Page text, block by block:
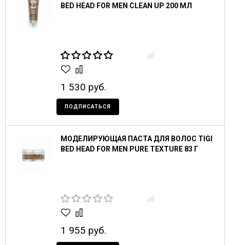
BED HEAD FOR MEN CLEAN UP 200 МЛ
1 530 руб.
ПОДПИСАТЬСЯ
МОДЕЛИРУЮЩАЯ ПАСТА ДЛЯ ВОЛОС TIGI
BED HEAD FOR MEN PURE TEXTURE 83 Г
1 955 руб.